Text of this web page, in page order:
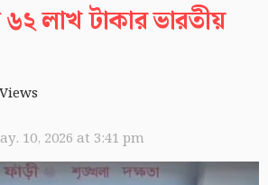
৬২ লাখ টাকার ভারতীয়
10, 2026 at 3:41 pm